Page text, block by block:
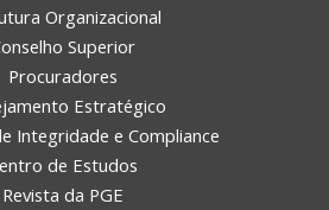
Organizacional
Superior
Procuradores
Estratégico
Integridade e Compliance
de Estudos
Revista da PGE